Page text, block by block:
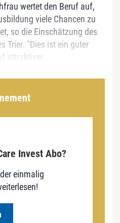
wertet den Beruf auf,
viele Chancen zu
so die Einschätzung des
Trier. "Dies ist ein guter
attraktiver...
Invest Abo?
einmalig